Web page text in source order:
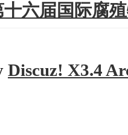
十六届国际腐
Discuz! X3.4